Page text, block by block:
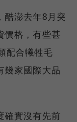
酷澎去年8月突
價格，有些甚
配合犧牲毛
幾家國際大品
確實沒有先前